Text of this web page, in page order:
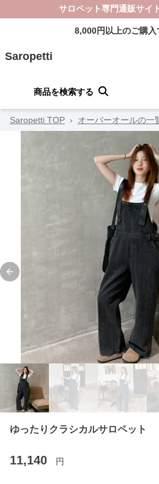
サロペット専門通販サイ
8,000円以上のご購入
Saropetti
商品を検索する
Saropetti TOP › オーバーオールの一
Previous slide
ゆったりクラシカルサロペット
11,140 円